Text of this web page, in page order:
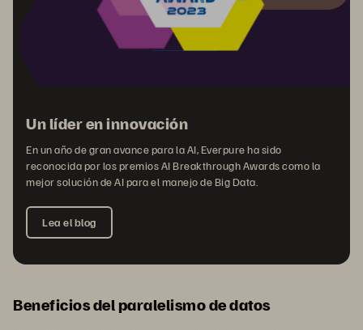
Un líder en innovación
En un año de gran avance para la AI, Everpure ha sido
reconocida por los premios AI Breakthrough Awards como la
mejor solución de AI para el manejo de Big Data.
Lea el blog
Beneficios del paralelismo de datos